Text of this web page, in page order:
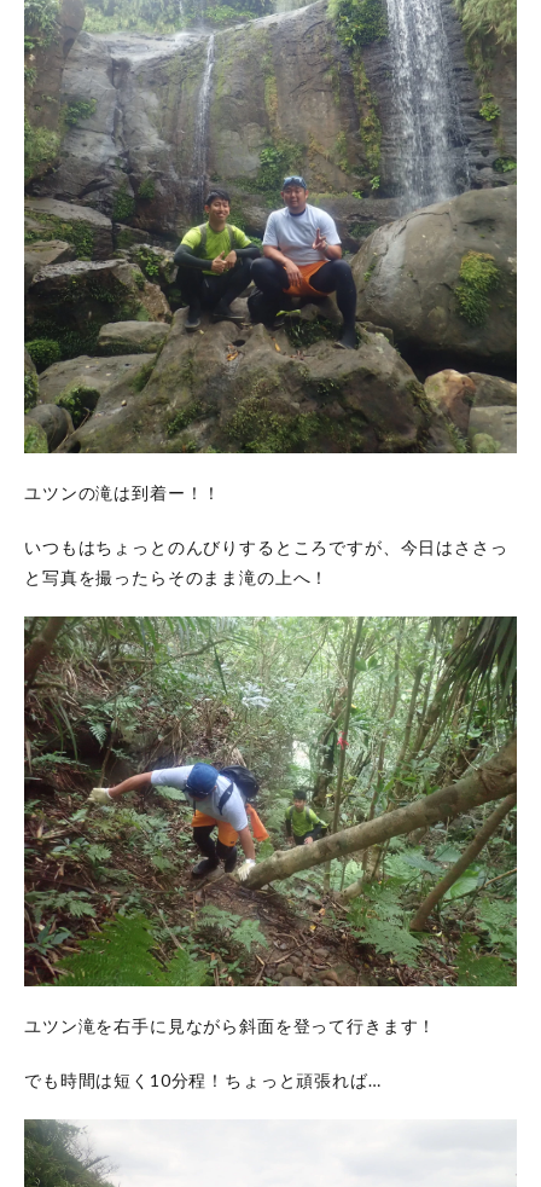
ユツンの滝は到着ー！！
いつもはちょっとのんびりするところですが、今日はささっ
と写真を撮ったらそのまま滝の上へ！
ユツン滝を右手に見ながら斜面を登って行きます！
でも時間は短く10分程！ちょっと頑張れば…